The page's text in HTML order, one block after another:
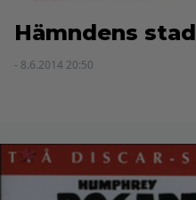
Hämndens stad
- 8.6.2014 20:50